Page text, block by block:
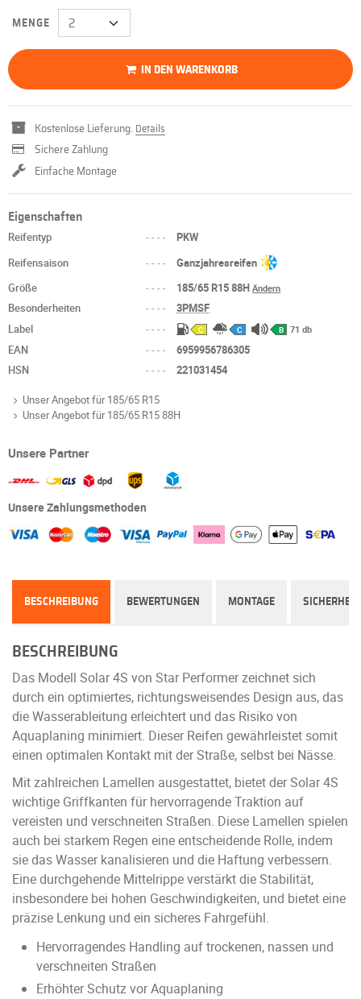
MENGE
IN DEN WARENKORB
Kostenlose Lieferung. Details
Sichere Zahlung
Einfache Montage
Eigenschaften
Reifentyp ----
PKW
Reifensaison
----
Ganzjahresreifen
Größe
---- 185/65 R15 88HÄndern
Besonderheiten ----
3PMSF
Label
---- C C B 71 db
EAN ----
6959956786305
HSN
---- 221031454
Unser Angebot für 185/65 R15
Unser Angebot für 185/65 R15 88H
Unsere Partner
Unsere Zahlungsmethoden
BESCHREIBUNG BEWERTUNGEN MONTAGE SICHERHEIT
BESCHREIBUNG
Das Modell Solar 4S von Star Performer zeichnet sich
durch ein optimiertes, richtungsweisendes Design aus, das
die Wasserableitung erleichtert und das Risiko von
Aquaplaning minimiert. Dieser Reifen gewährleistet somit
einen optimalen Kontakt mit der Straße, selbst bei Nässe.
Mit zahlreichen Lamellen ausgestattet, bietet der Solar 4S
wichtige Griffkanten für hervorragende Traktion auf
vereisten und verschneiten Straßen. Diese Lamellen spielen
auch bei starkem Regen eine entscheidende Rolle, indem
sie das Wasser kanalisieren und die Haftung verbessern.
Eine durchgehende Mittelrippe verstärkt die Stabilität,
insbesondere bei hohen Geschwindigkeiten, und bietet eine
präzise Lenkung und ein sicheres Fahrgefühl.
Hervorragendes Handling auf trockenen, nassen und
verschneiten Straßen
Erhöhter Schutz vor Aquaplaning